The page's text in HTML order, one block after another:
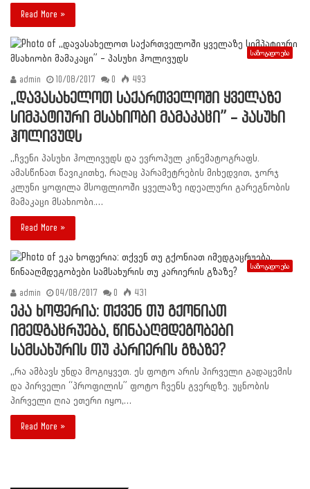
Read More »
საზოგადოება
admin 10/08/2017 0 493
,,დავასახელოთ საქართველოში ყველაზე
სიმპატიური მსახიობი მამაკაცი” – პასუხი
ჰოლივუდს
,,ჩვენი პასუხი ჰოლივუდს და ევროპულ კინემატოგრაფს.
ამასწინათ წავიკითხე, რაღაც პარამეტრების მიხედვით, ჯორჯ
კლუნი ყოფილა მსოფლიოში ყველაზე იდეალური გარეგნობის
მამაკაცი მსახიობი.…
Read More »
საზოგადოება
admin 04/08/2017 0 431
ეკა ხოფერია: თქვენ თუ გქონიათ
იმედგაცრუება, წინააღმდეგობები
სამსახურის თუ კარიერის გზაზე?
,,რა ამბავს უნდა მოგიყვეთ. ეს ფოტო არის პირველი გადაცემის
და პირველი “პროფილის” ფოტო ჩვენს გვერდზე. უცნობის
პირველი ღია ეთერი იყო,…
Read More »